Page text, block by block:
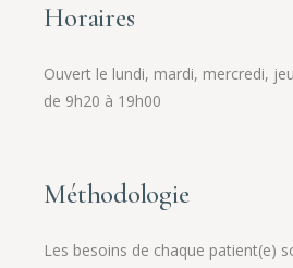
Horaires
Ouvert le lundi, mardi, mercredi,
de 9h20 à 19h00
Méthodologie
Les besoins de chaque patient(e)